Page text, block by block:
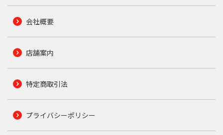
会社概要
店舗案内
特定商取引法
プライバシーポリシー